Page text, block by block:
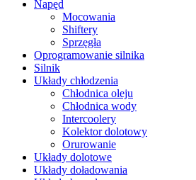
Napęd
Mocowania
Shiftery
Sprzęgła
Oprogramowanie silnika
Silnik
Układy chłodzenia
Chłodnica oleju
Chłodnica wody
Intercoolery
Kolektor dolotowy
Orurowanie
Układy dolotowe
Układy doładowania